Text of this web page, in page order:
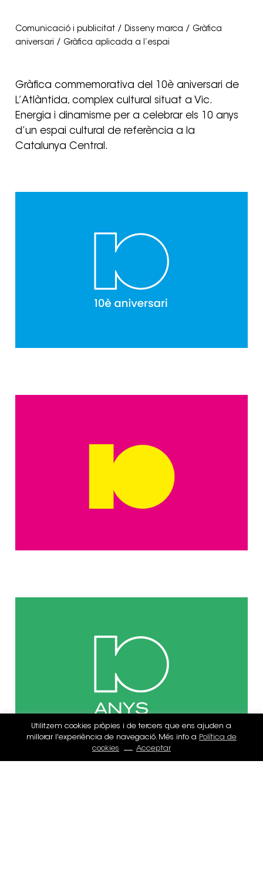
Comunicació i publicitat / Disseny marca / Gràfica
aniversari / Gràfica aplicada a l’espai
Gràfica commemorativa del 10è aniversari de
L’Atlàntida, complex cultural situat a Vic.
Energia i dinamisme per a celebrar els 10 anys
d’un espai cultural de referència a la
Catalunya Central.
Utilitzem cookies pròpies i de tercers que ens ajuden a
millorar l'experiència de navegació. Més info a Política de
cookies
Acceptar